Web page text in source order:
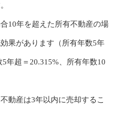
10年を超えた所有不動産の場
果があります（所有年数5年
年超＝20.315%、所有年数10
動産は3年以内に売却するこ